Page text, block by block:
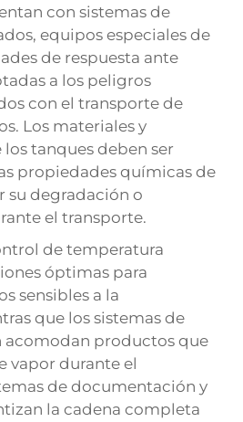
con sistemas de
equipos especiales de
de respuesta ante
a los peligros
con el transporte de
Los materiales y
tanques deben ser
propiedades químicas de
su degradación o
el transporte.
de temperatura
óptimas para
sensibles a la
que los sistemas de
acomodan productos que
vapor durante el
de documentación y
la cadena completa